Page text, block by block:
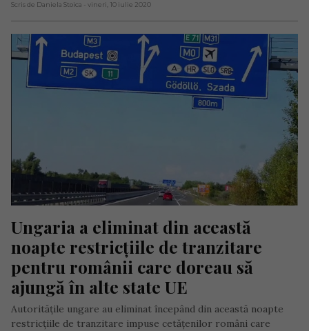
Scris de Daniela Stoica - vineri, 10 iulie 2020
Ungaria a eliminat din această
noapte restricțiile de tranzitare
pentru românii care doreau să
ajungă în alte state UE
Autoritățile ungare au eliminat începând din această noapte
restricțiile de tranzitare impuse cetățenilor români care